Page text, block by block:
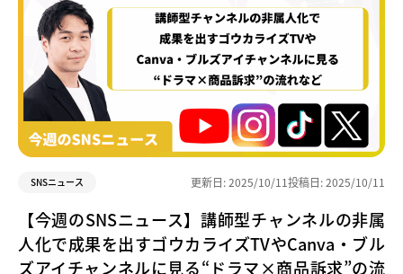
SNSニュース 更新日:2025/10/11投稿日:2025/10/11
【今週のSNSニュース】講師型チャンネルの非属
人化で成果を出すゴウカライズTVやCanva・ブル
ズアイチャンネルに見る“ドラマ×商品訴求”の流